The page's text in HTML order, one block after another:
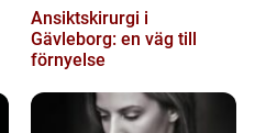
Ansiktskirurgi i
Gävleborg: en väg till
förnyelse